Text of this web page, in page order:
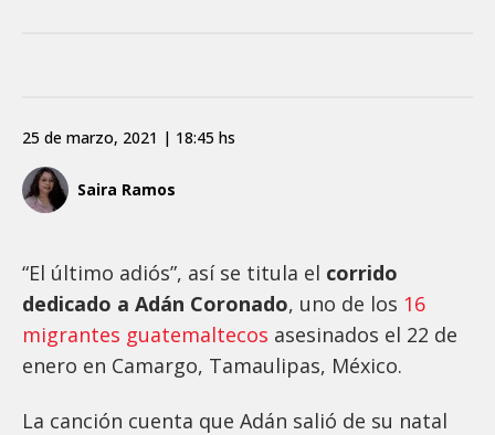
Saira Ramos
25 de marzo, 2021 | 18:45 hs
“El último adiós”, así se titula el corrido
dedicado a Adán Coronado, uno de los 16
migrantes guatemaltecos asesinados el 22 de
enero en Camargo, Tamaulipas, México.
La canción cuenta que Adán salió de su natal